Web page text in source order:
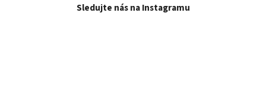
Sledujte nás na Instagramu